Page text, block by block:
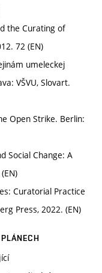
the Curating of
72 (EN)
umeleckej
VŠVU, Slovart.
Open Strike. Berlin:
Social Change: A
Curatorial Practice
Press, 2022. (EN)